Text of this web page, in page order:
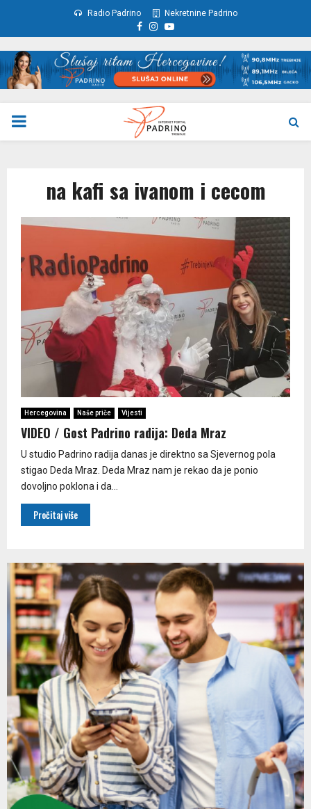
Radio Padrino Nekretnine Padrino
Facebook
Instagram
Youtube
PRIMARY
na kafi sa ivanom i cecom
Hercegovina Naše priče Vijesti
VIDEO / Gost Padrino radija: Deda Mraz
U studio Padrino radija danas je direktno sa Sjevernog pola
stigao Deda Mraz. Deda Mraz nam je rekao da je ponio
dovoljno poklona i da...
Pročitaj više